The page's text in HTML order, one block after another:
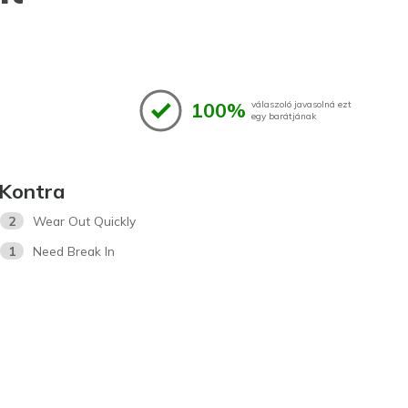
100% válaszoló javasolná ezt
egy barátjának
Kontra
2
Wear Out Quickly
1
Need Break In